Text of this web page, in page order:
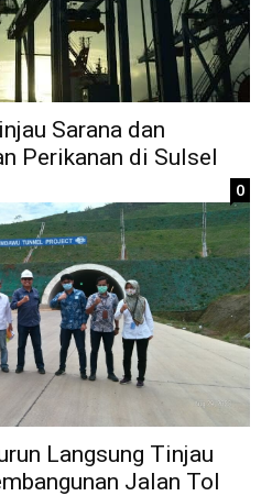
Sarana dan
Perikanan di Sulsel
0
Langsung Tinjau
Jalan Tol